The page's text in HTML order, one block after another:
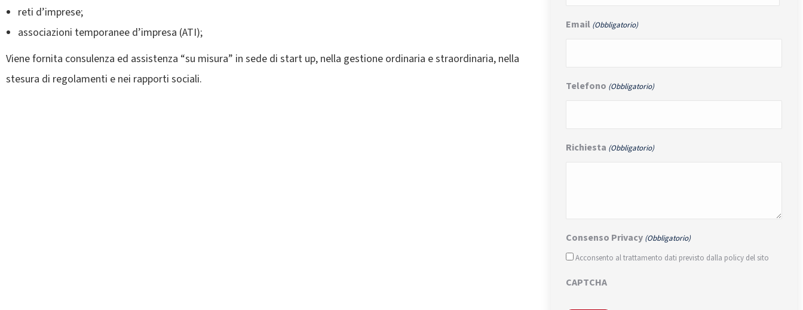
reti d’imprese;
associazioni temporanee d’impresa (ATI);
Viene fornita consulenza ed assistenza “su misura” in sede di start up, nella gestione ordinaria e straordinaria, nella
stesura di regolamenti e nei rapporti sociali.
Email (Obbligatorio)
Telefono (Obbligatorio)
Richiesta (Obbligatorio)
Consenso Privacy (Obbligatorio)
Acconsento al trattamento dati previsto dalla policy del sito
CAPTCHA